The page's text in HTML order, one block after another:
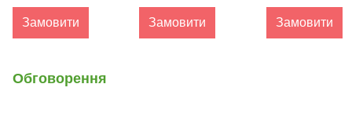
Замовити Замовити Замовити
Обговорення